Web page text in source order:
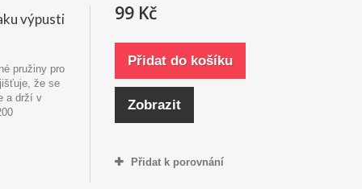
výpusti
pružiny pro
že se
a drží v
99 Kč
Přidat do košíku
Zobrazit
Přidat k porovnání